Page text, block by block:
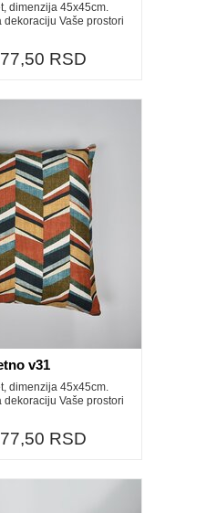
dimenzija 45x45cm.
dekoraciju Vaše prostori
RSD
v31
dimenzija 45x45cm.
dekoraciju Vaše prostori
RSD